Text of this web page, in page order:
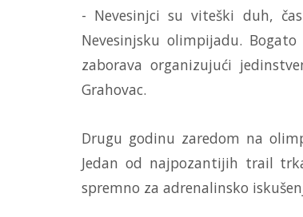
- Nevesinjci su viteški duh,
Nevesinjsku olimpijadu.
zaborava organizujući
Grahovac.
Drugu godinu zaredom na
Jedan od najpozantijih trail
spremno za adrenalinsko